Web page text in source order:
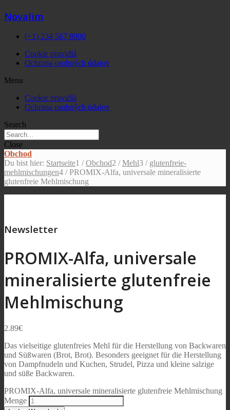
Novalim
(+1) 234 567 8900
Cookie pravidlá
Ochrana osobných údajov
Menu
Cookie pravidlá
Ochrana osobných údajov
Search
Close
Obchod
Du bist hier: Startseite1 / Obchod2 / Mehl3 / glutenfreie-
mehlmischungen4 / PROMIX-Alfa, universale mineralisierte
glutenfreie Mehlmischung
Newsletter
PROMIX-Alfa, universale
mineralisierte glutenfreie
Mehlmischung
2.89€
Das vielseitige glutenfreies Mehl für die Herstellung von Backwaren
und Süßwaren (Brot, Brot). Besonders geeignet für die Herstellung
von Dampfnudeln und Kuchen, Strudel, Pizza und kleine salzige
und süße Backwaren.
PROMIX-Alfa, universale mineralisierte glutenfreie Mehlmischung
Menge